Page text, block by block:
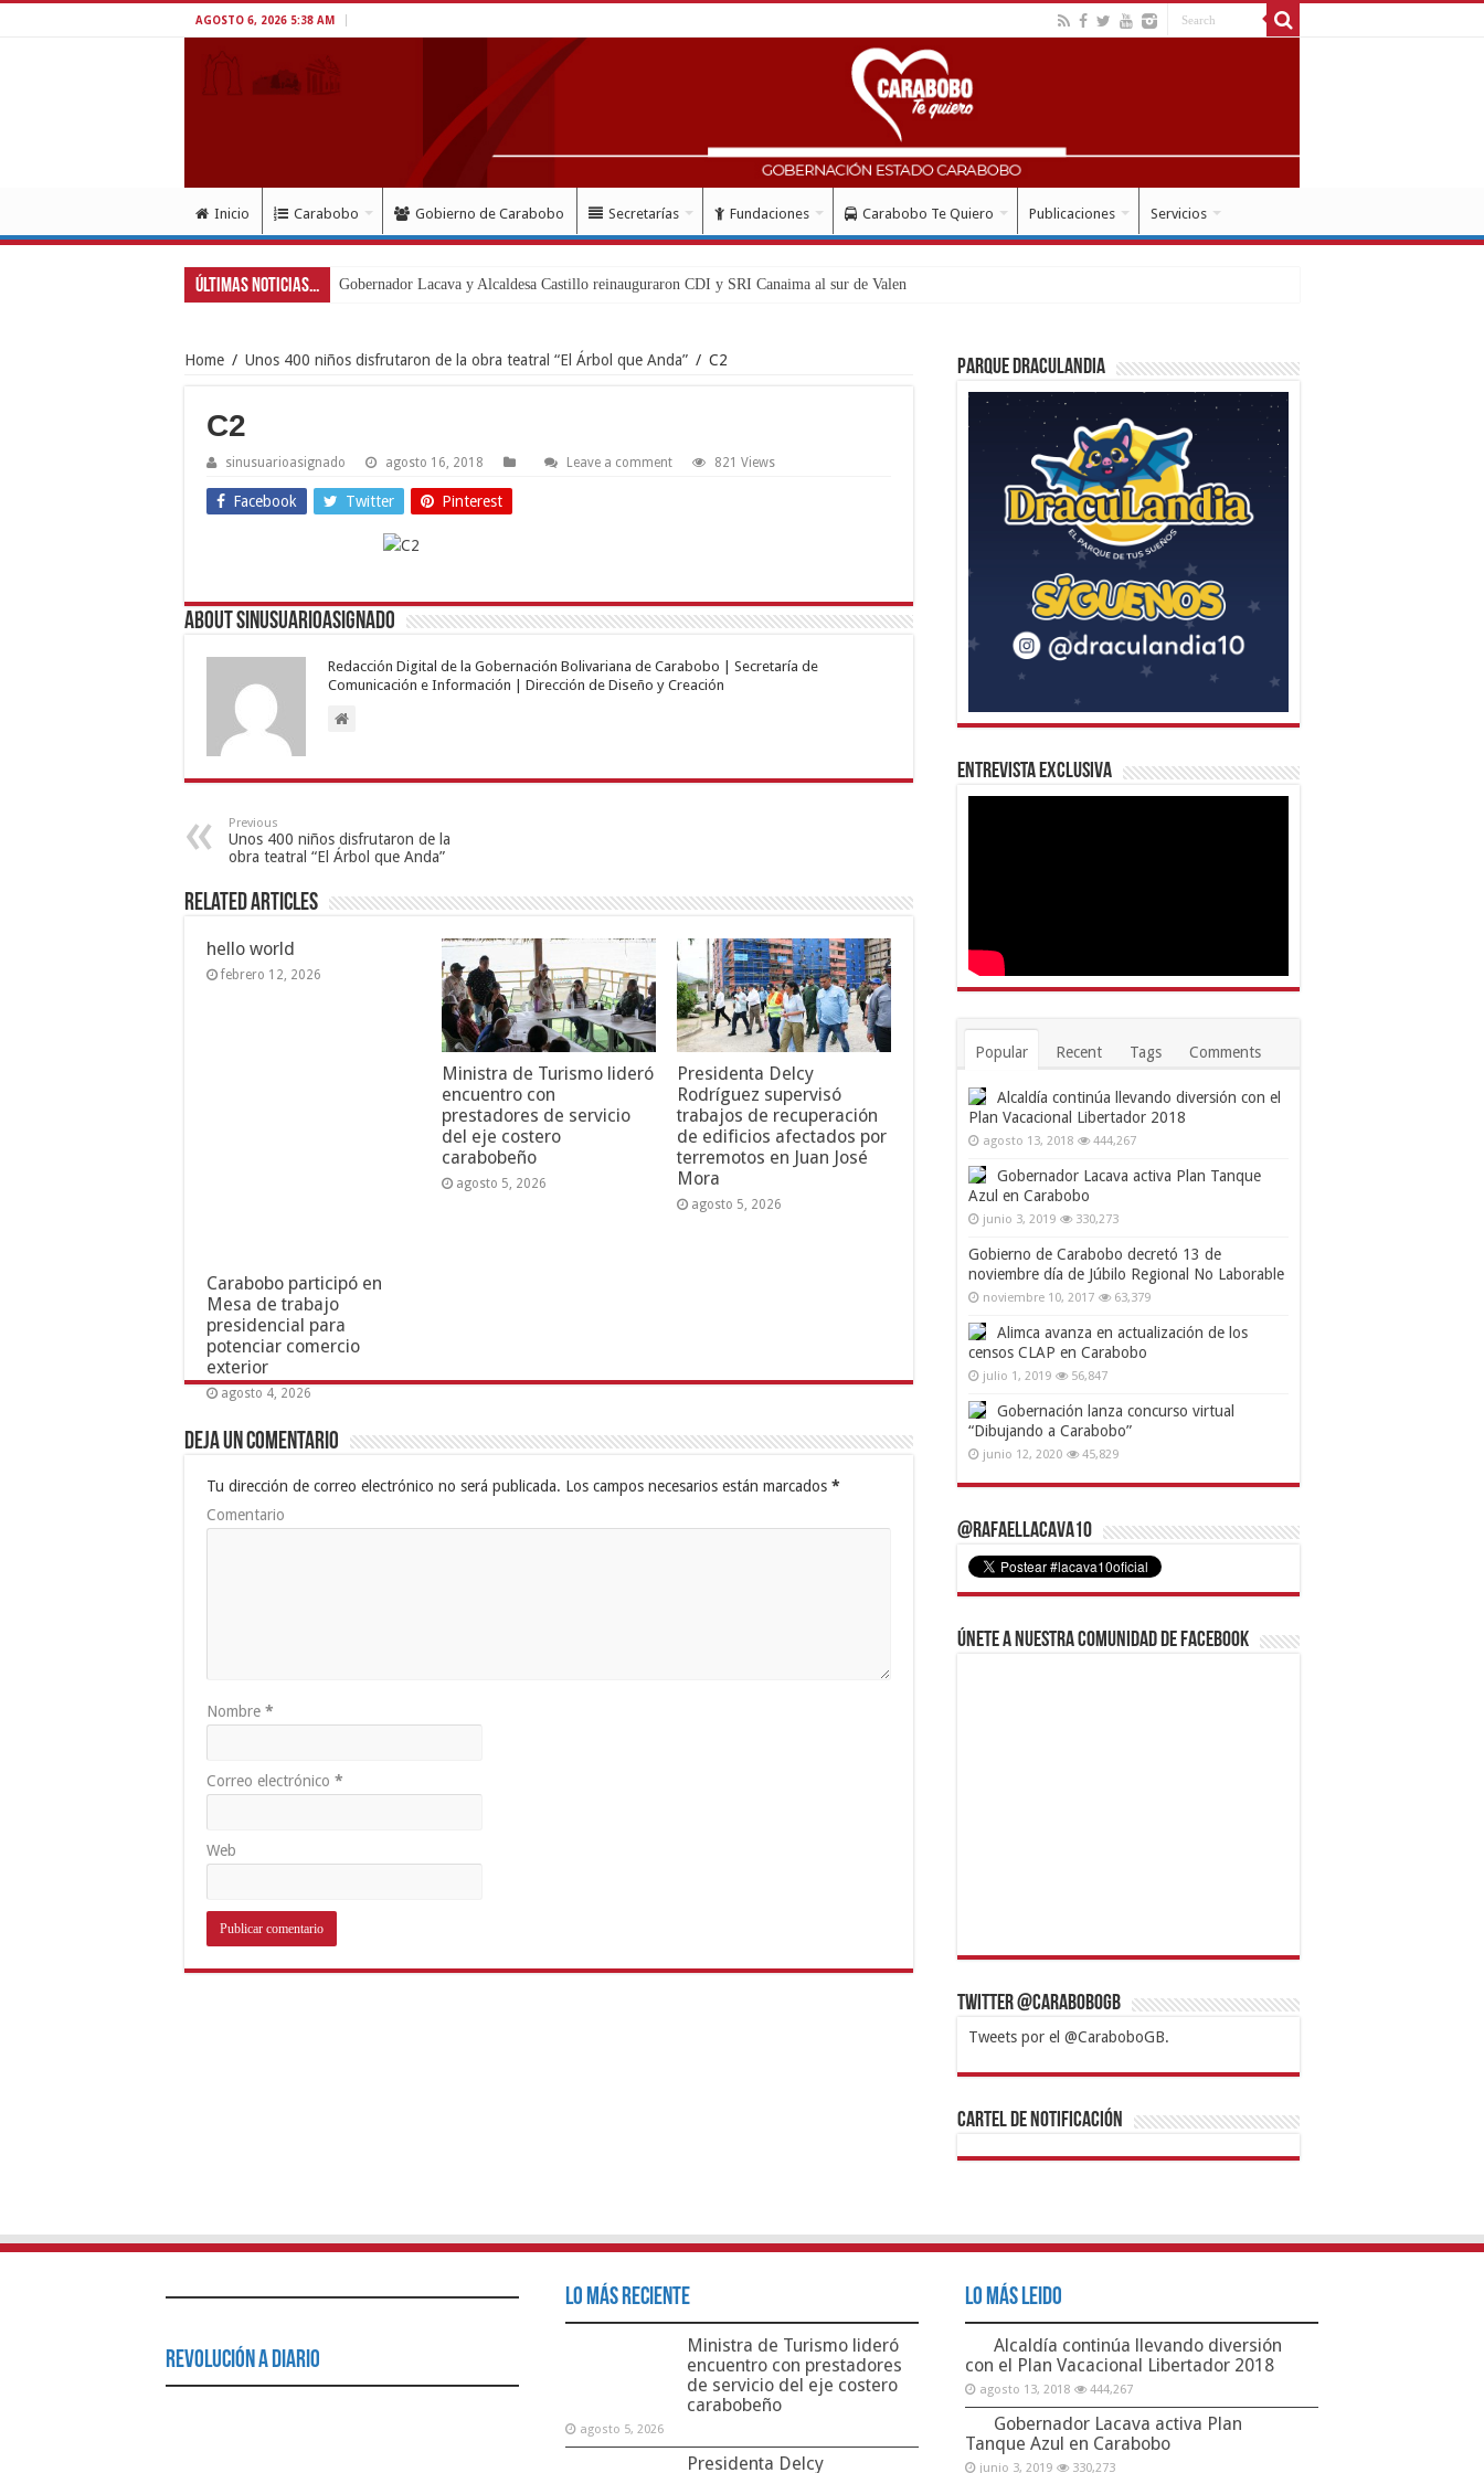
AGOSTO 6, 2026 5:38 AM
Inicio Carabobo Gobierno de Carabobo Secretarías Fundaciones Carabobo Te Quiero Publicaciones Servicios
Últimas Noticias... Inaugura
Home / Unos 400 niños disfrutaron de la obra teatral “El Árbol que Anda” / C2
C2
sinusuarioasignado agosto 16, 2018 Leave a comment 821 Views
Facebook Twitter Pinterest
About sinusuarioasignado
Redacción Digital de la Gobernación Bolivariana de Carabobo | Secretaría de
Comunicación e Información | Dirección de Diseño y Creación
Previous
Unos 400 niños disfrutaron de la
obra teatral “El Árbol que Anda”
Related Articles
hello world
febrero 12, 2026
Ministra de Turismo lideró
encuentro con
prestadores de servicio
del eje costero
carabobeño
agosto 5, 2026
Presidenta Delcy
Rodríguez supervisó
trabajos de recuperación
de edificios afectados por
terremotos en Juan José
Mora
agosto 5, 2026
Carabobo participó en
Mesa de trabajo
presidencial para
potenciar comercio
exterior
agosto 4, 2026
Deja un comentario
Tu dirección de correo electrónico no será publicada. Los campos necesarios están marcados *
Comentario
Nombre *
Correo electrónico *
Web
Parque Draculandia
Entrevista Exclusiva
Popular Recent Tags Comments
Alcaldía continúa llevando diversión con el
Plan Vacacional Libertador 2018
agosto 13, 2018 444,267
Gobernador Lacava activa Plan Tanque
Azul en Carabobo
junio 3, 2019 330,273
Gobierno de Carabobo decretó 13 de
noviembre día de Júbilo Regional No Laborable
noviembre 10, 2017 63,379
Alimca avanza en actualización de los
censos CLAP en Carabobo
julio 1, 2019 56,847
Gobernación lanza concurso virtual
“Dibujando a Carabobo”
junio 12, 2020 45,829
@RafaelLacava10
Únete a nuestra comunidad de Facebook
Twitter @CaraboboGB
Tweets por el @CaraboboGB.
1xbetBetturkeyBetistKralbetSupertotobetTipobet
https://mvbcasino.com/
Cartel de Notificación
Revolución a Diario
Lo Más Reciente
Ministra de Turismo lideró
encuentro con prestadores
de servicio del eje costero
carabobeño
agosto 5, 2026
Presidenta Delcy
Lo Más Leido
Alcaldía continúa llevando diversión
con el Plan Vacacional Libertador 2018
agosto 13, 2018 444,267
Gobernador Lacava activa Plan
Tanque Azul en Carabobo
junio 3, 2019 330,273